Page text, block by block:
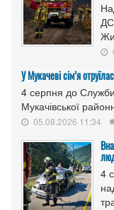
У Мукачеві сім’я
4 серпня до
Мукачівської
05.08.2026 11:34
4